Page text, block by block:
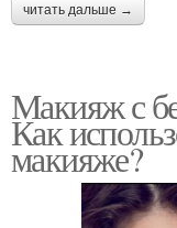
читать дальше →
Макияж с
Как
макияже?